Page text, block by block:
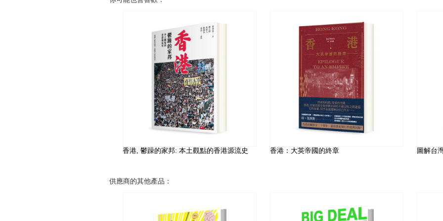
香港, 鬱躁的家邦: 本土觀點的香港源流史 香港：大英帝國的終章 圖解台
供應商的其他產品：